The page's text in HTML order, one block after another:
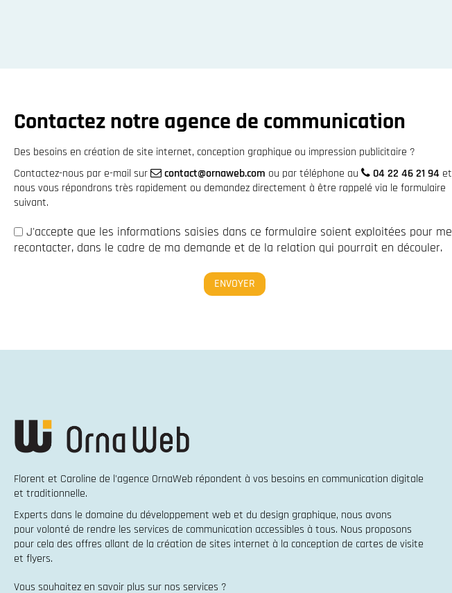
Contactez notre agence de communication
Des besoins en création de site internet, conception graphique ou impression publicitaire ?
Contactez-nous par e-mail sur
contact@ornaweb.com ou par téléphone au 04 22 46 21 94 et
nous vous répondrons très rapidement ou demandez directement à être rappelé via le formulaire
suivant.
J'accepte que les informations saisies dans ce formulaire soient exploitées pour me
recontacter, dans le cadre de ma demande et de la relation qui pourrait en découler.
Florent et Caroline de l'agence OrnaWeb répondent à vos besoins en communication digitale
et traditionnelle.
Experts dans le domaine du développement web et du design graphique, nous avons
pour volonté de rendre les services de communication accessibles à tous. Nous proposons
pour cela des offres allant de la création de sites internet à la conception de cartes de visite
et flyers.
Vous souhaitez en savoir plus sur nos services ?